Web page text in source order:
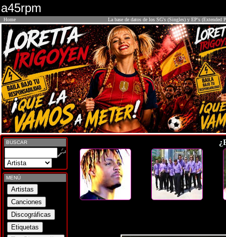
a45rpm
Home La base de datos de los SG's (Singles) y EP's (Extended
BUSCAR
MENÚ